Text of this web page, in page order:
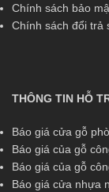
Chính sách bảo
Chính sách đổi trả
THÔNG TIN HỖ
Báo giá cửa gỗ
Báo giá của gỗ
Báo giá của gỗ
Báo giá cửa nhựa